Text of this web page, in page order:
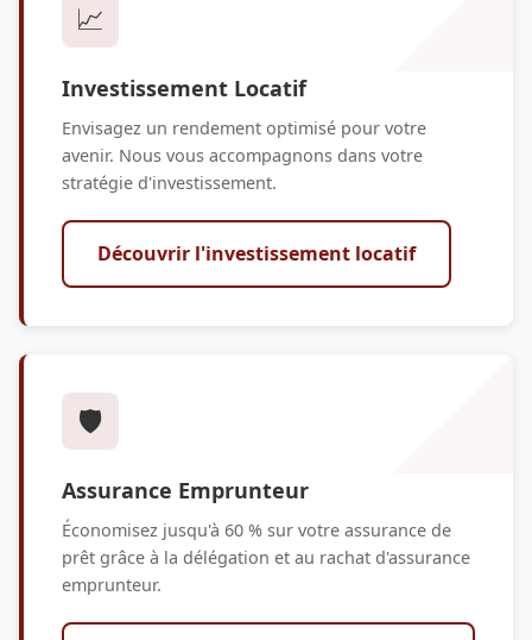
📈
Investissement Locatif
Envisagez un rendement optimisé pour votre
avenir. Nous vous accompagnons dans votre
stratégie d'investissement.
Découvrir l'investissement locatif
🛡️
Assurance Emprunteur
Économisez jusqu'à 60 % sur votre assurance de
prêt grâce à la délégation et au rachat d'assurance
emprunteur.